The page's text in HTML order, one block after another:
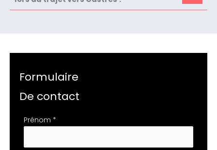
Formulaire
De contact
Formulaire
Prénom *